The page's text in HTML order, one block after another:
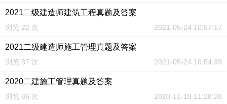
2021二级建造师建筑工程真题及答案
浏览 22 次 2021-05-24 10:57:17
2021二级建造师施工管理真题及答案
浏览 37 次 2021-05-24 10:54:39
2020二建施工管理真题及答案
浏览 86 次 2020-11-18 11:28:28